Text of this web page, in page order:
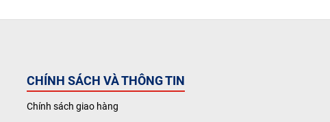
CHÍNH SÁCH VÀ THÔNG TIN
Chính sách giao hàng